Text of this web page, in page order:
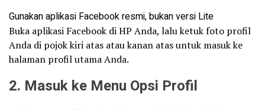
Gunakan aplikasi Facebook resmi, bukan versi Lite
Buka aplikasi Facebook di HP Anda, lalu ketuk foto profil
Anda di pojok kiri atas atau kanan atas untuk masuk ke
halaman profil utama Anda.
2. Masuk ke Menu Opsi Profil